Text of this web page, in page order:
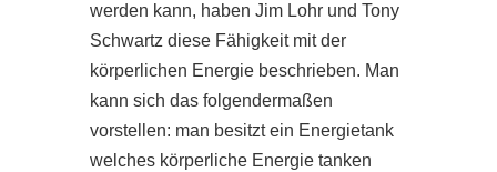
werden kann, haben Jim Lohr und Tony
Schwartz diese Fähigkeit mit der
körperlichen Energie beschrieben. Man
kann sich das folgendermaßen
vorstellen: man besitzt ein Energietank
welches körperliche Energie tanken